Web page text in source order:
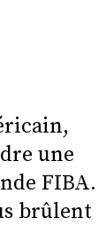
une
FIBA.
brûlent